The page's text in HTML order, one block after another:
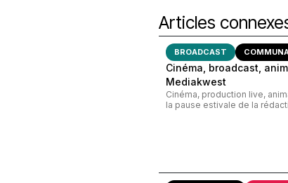
Articles
BROADCAST
Cinéma, broadcast,
Mediakwest
Cinéma, production live,
la pause estivale de la